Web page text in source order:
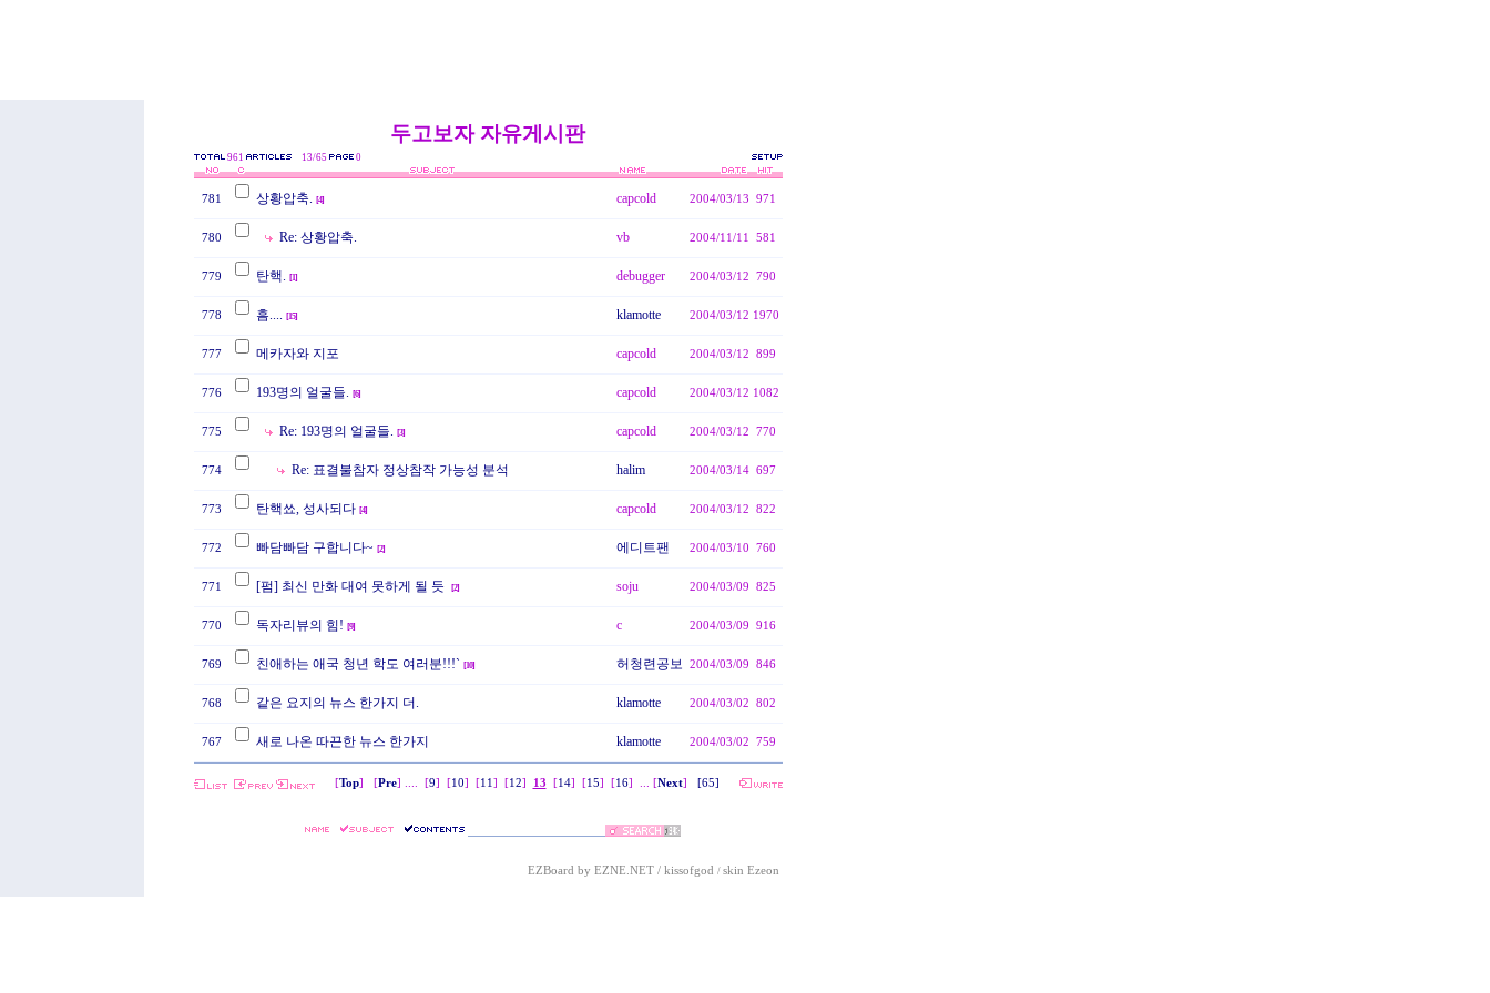
두고보자 자유게시판
961 13/65 0
781 상황압축. [4] capcold 2004/03/13 971
780 Re: 상황압축. vb 2004/11/11 581
779 탄핵. [1] debugger 2004/03/12 790
778 흠.... [15] klamotte 2004/03/12 1970
777 메카자와 지포 capcold 2004/03/12 899
776 193명의 얼굴들. [6] capcold 2004/03/12 1082
775 Re: 193명의 얼굴들. [3] capcold 2004/03/12 770
774 Re: 표결불참자 정상참작 가능성 분석 halim 2004/03/14 697
773 탄핵쑈, 성사되다 [4] capcold 2004/03/12 822
772 빠담빠담 구합니다~ [2] 에디트팬 2004/03/10 760
771 [펌] 최신 만화 대여 못하게 될 듯 [2] soju 2004/03/09 825
770 독자리뷰의 힘! [9] c 2004/03/09 916
769 친애하는 애국 청년 학도 여러분!!!` [10] 허청련공보 2004/03/09 846
768 같은 요지의 뉴스 한가지 더. klamotte 2004/03/02 802
767 새로 나온 따끈한 뉴스 한가지 klamotte 2004/03/02 759
[Top] [Pre] .... [9] [10] [11 ] [12] 13 [14] [15] [16] ... [Next] [65]
EZBoard by EZNE.NET/ kissofgod / skin Ezeon